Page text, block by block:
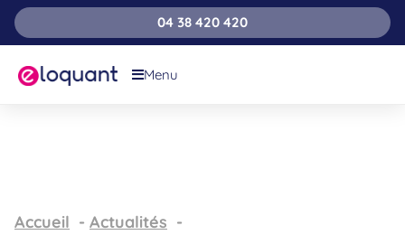
04 38 420 420
Menu
Accueil
Actualités